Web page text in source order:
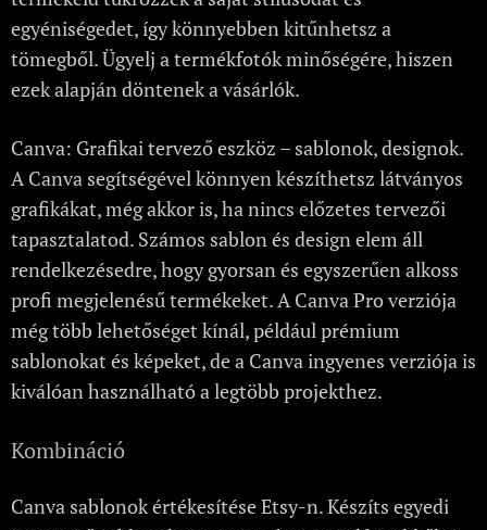
egyéniségedet, így könnyebben kitűnhetsz a
tömegből. Ügyelj a termékfotók minőségére, hiszen
ezek alapján döntenek a vásárlók.
Canva: Grafikai tervező eszköz – sablonok, designok.
A Canva segítségével könnyen készíthetsz látványos
grafikákat, még akkor is, ha nincs előzetes tervezői
tapasztalatod. Számos sablon és design elem áll
rendelkezésedre, hogy gyorsan és egyszerűen alkoss
profi megjelenésű termékeket. A Canva Pro verziója
még több lehetőséget kínál, például prémium
sablonokat és képeket, de a Canva ingyenes verziója is
kiválóan használható a legtöbb projekthez.
Kombináció
Canva sablonok értékesítése Etsy-n. Készíts egyedi